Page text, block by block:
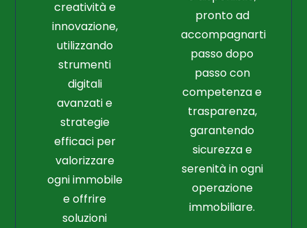
creatività e
innovazione,
utilizzando
strumenti
digitali
avanzati e
strategie
efficaci per
valorizzare
ogni immobile
e offrire
soluzioni
pronto ad
accompagnarti
passo dopo
passo con
competenza e
trasparenza,
garantendo
sicurezza e
serenità in ogni
operazione
immobiliare.